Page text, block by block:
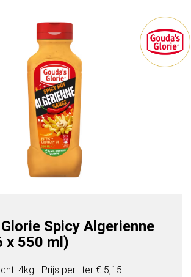
Spicy Algerienne
x 550 ml)
4kg Prijs per liter € 5,15